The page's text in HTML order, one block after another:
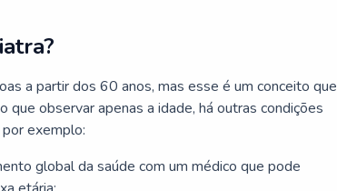
a partir dos 60 anos, mas esse é um conceito que
que observar apenas a idade, há outras condições
exemplo:
global da saúde com um médico que pode